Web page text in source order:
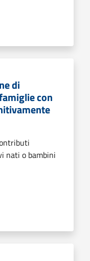
di
con
nati o bambini